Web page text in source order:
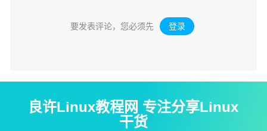
要发表评论，您必须先 登录 。
良许Linux教程网 专注分享Linux
干货